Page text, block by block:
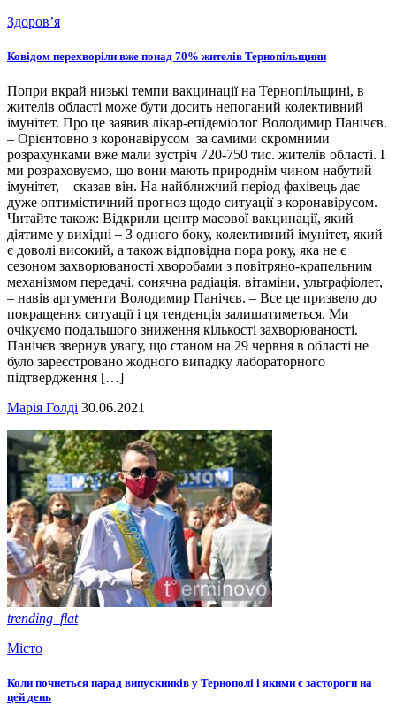
Здоров’я
Ковідом перехворіли вже понад 70% жителів Тернопільщини
Попри вкрай низькі темпи вакцинації на Тернопільщині, в
жителів області може бути досить непоганий колективний
імунітет. Про це заявив лікар-епідеміолог Володимир Панічєв.
– Орієнтовно з коронавірусом за самими скромними
розрахунками вже мали зустріч 720-750 тис. жителів області. І
ми розраховуємо, що вони мають природнім чином набутий
імунітет, – сказав він. На найближчий період фахівець дає
дуже оптимістичний прогноз щодо ситуації з коронавірусом.
Читайте також: Відкрили центр масової вакцинації, який
діятиме у вихідні – З одного боку, колективний імунітет, який
є доволі високий, а також відповідна пора року, яка не є
сезоном захворюваності хворобами з повітряно-крапельним
механізмом передачі, сонячна радіація, вітаміни, ультрафіолет,
– навів аргументи Володимир Панічєв. – Все це призвело до
покращення ситуації і ця тенденція залишатиметься. Ми
очікуємо подальшого зниження кількості захворюваності.
Панічєв звернув увагу, що станом на 29 червня в області не
було зареєстровано жодного випадку лабораторного
підтвердження […]
Марія Голді 30.06.2021
trending_flat
Місто
Коли почнеться парад випускників у Тернополі і якими є застороги на
цей день